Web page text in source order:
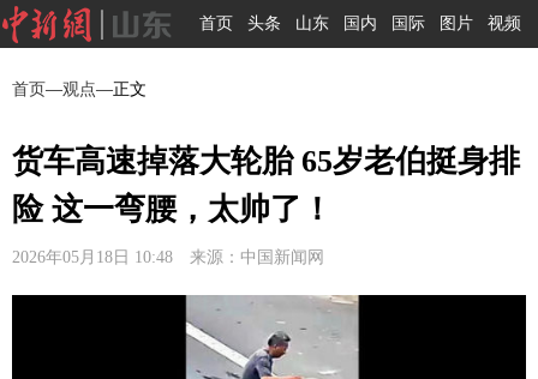
首页 头条 山东 国内 国际 图片 视频
首页—观点—正文
货车高速掉落大轮胎 65岁老伯挺身排
险 这一弯腰，太帅了！
2026年05月18日 10:48 来源：中国新闻网